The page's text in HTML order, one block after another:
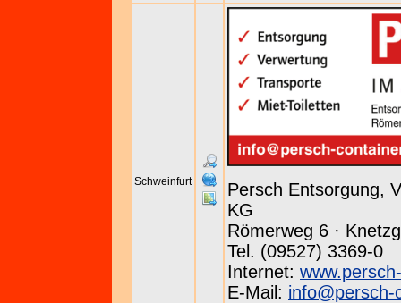
Schweinfurt
Persch Entsorgung,
KG
Römerweg 6 ·
Tel. (09527) 3369-0
Internet:
E-Mail: info@persch-